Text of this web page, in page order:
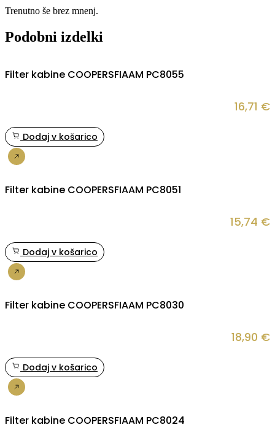
Trenutno še brez mnenj.
Podobni izdelki
Filter kabine COOPERSFIAAM PC8055
16,71 €
Dodaj v košarico
Filter kabine COOPERSFIAAM PC8051
15,74 €
Dodaj v košarico
Filter kabine COOPERSFIAAM PC8030
18,90 €
Dodaj v košarico
Filter kabine COOPERSFIAAM PC8024